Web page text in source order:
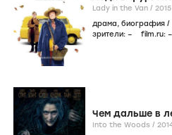
Lady in the Van / 2015
драма, биография /
зрители: – film.ru: –
Чем дальше в
Into the Woods /